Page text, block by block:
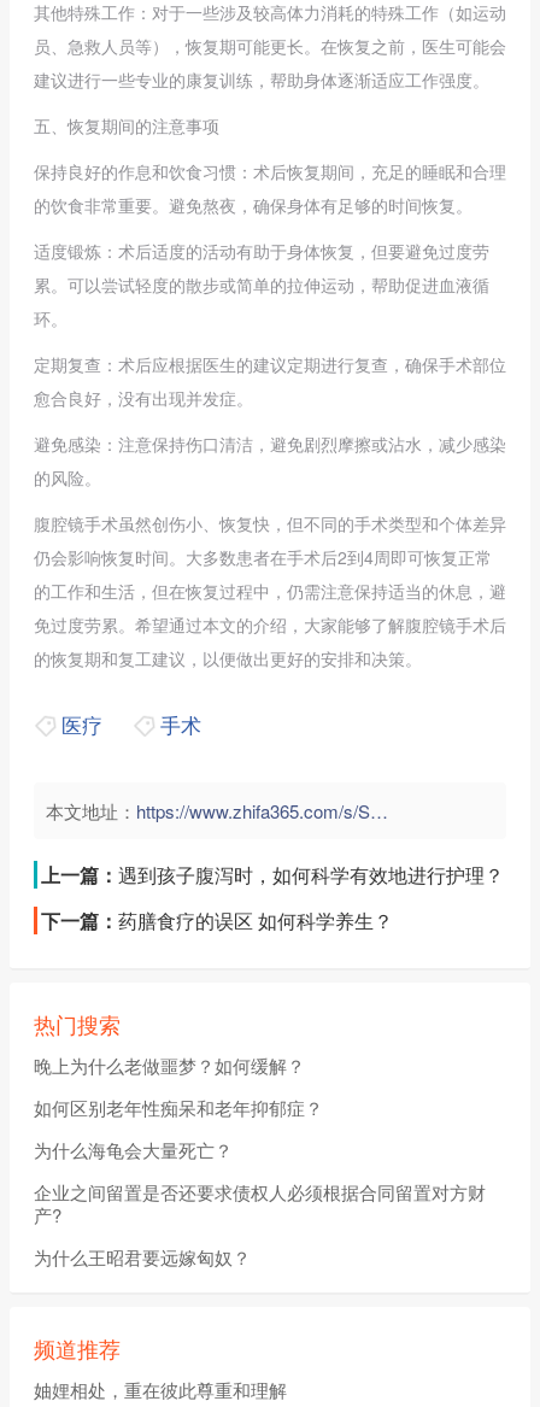
其他特殊工作：对于一些涉及较高体力消耗的特殊工作（如运动
员、急救人员等），恢复期可能更长。在恢复之前，医生可能会
建议进行一些专业的康复训练，帮助身体逐渐适应工作强度。
五、恢复期间的注意事项
保持良好的作息和饮食习惯：术后恢复期间，充足的睡眠和合理
的饮食非常重要。避免熬夜，确保身体有足够的时间恢复。
适度锻炼：术后适度的活动有助于身体恢复，但要避免过度劳
累。可以尝试轻度的散步或简单的拉伸运动，帮助促进血液循
环。
定期复查：术后应根据医生的建议定期进行复查，确保手术部位
愈合良好，没有出现并发症。
避免感染：注意保持伤口清洁，避免剧烈摩擦或沾水，减少感染
的风险。
腹腔镜手术虽然创伤小、恢复快，但不同的手术类型和个体差异
仍会影响恢复时间。大多数患者在手术后2到4周即可恢复正常
的工作和生活，但在恢复过程中，仍需注意保持适当的休息，避
免过度劳累。希望通过本文的介绍，大家能够了解腹腔镜手术后
的恢复期和复工建议，以便做出更好的安排和决策。
医疗 手术
本文地址： https://www.zhifa365.com/s/SdAEHvmbushPNwk5">
上一篇： 遇到孩子腹泻时，如何科学有效地进行护理？
下一篇： 药膳食疗的误区 如何科学养生？
热门搜索
晚上为什么老做噩梦？如何缓解？
如何区别老年性痴呆和老年抑郁症？
为什么海龟会大量死亡？
企业之间留置是否还要求债权人必须根据合同留置对方财
产?
为什么王昭君要远嫁匈奴？
频道推荐
妯娌相处，重在彼此尊重和理解